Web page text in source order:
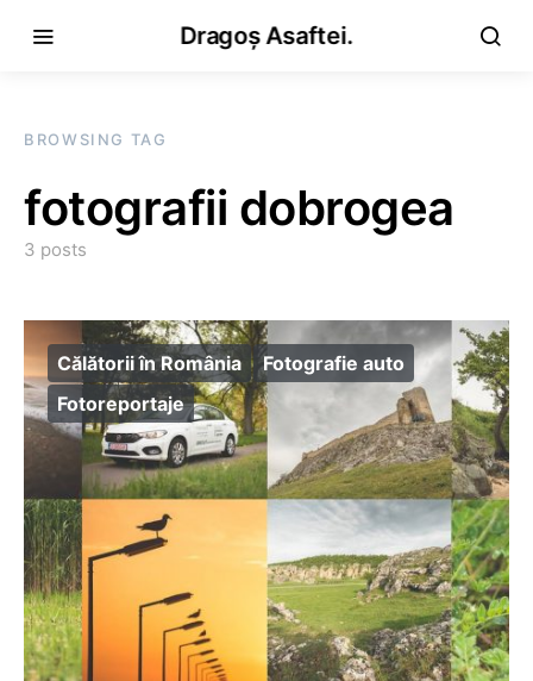
Dragoș Asaftei.
BROWSING TAG
fotografii dobrogea
3 posts
Călătorii în România
Fotografie auto
Fotoreportaje